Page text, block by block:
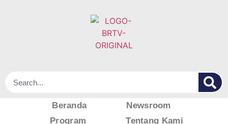
Beranda
Newsroom
Program
Tentang Kami